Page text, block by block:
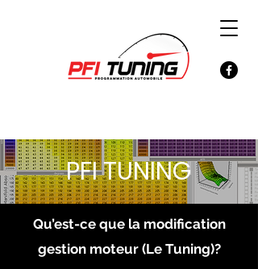
PFI TUNING
Qu’est-ce que la modification
gestion moteur (Le Tuning)?